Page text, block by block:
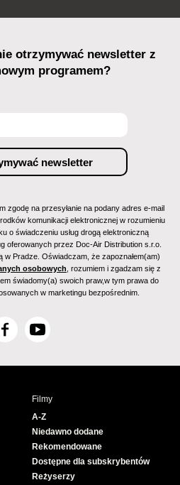
otrzymywać newsletter z
programem?
zgodę na przesyłanie na podany adres e-mail
komunikacji elektronicznej w rozumieniu
o świadczeniu usług drogą elektroniczną
oferowanych przez Doc-Air Distribution s.r.o.
Pradze. Oświadczam, że zapoznałem(am)
osobowych , rozumiem i zgadzam się z
świadomy(a) swoich praw,w tym prawa do
w marketingu bezpośrednim.
F
c
Y
u
e
Filmy
A-Z
Niedawno dodane
Rekomendowane
Dostępne dla subskrybentów
Reżyserzy